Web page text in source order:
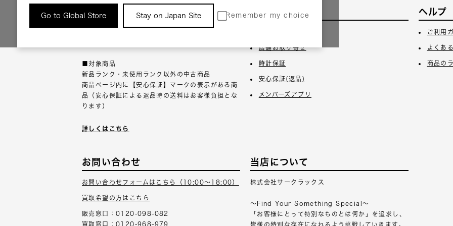
Go to Global Store Stay on Japan Site Remember my choice
返品について
■対象商品
新品ランク・未使用ランク以外の中古商品
商品ページ内に【安心保証】マークの表示がある商
品（安心保証による返品時の送料はお客様負担とな
ります）
詳しくはこちら
サービス
店舗お取り寄せ
時計保証
安心保証(返品)
メンバーズアプリ
ヘルプ
ご利用
よくあ
商品の
お問い合わせ
お問い合わせフォームはこちら（10:00～18:00）
買取希望の方はこちら
販売窓口：0120-098-082
買取窓口：0120-968-979
当店について
株式会社サークラックス
～Find Your Something Special～
「お客様にとって特別なものとは何か」を追求し、
皆様の特別な存在になれるよう挑戦していきます。